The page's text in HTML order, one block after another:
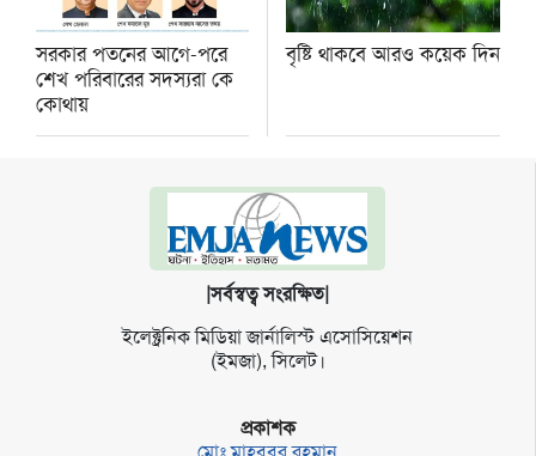
সরকার পতনের আগে-পরে
শেখ পরিবারের সদস্যরা কে
কোথায়
বৃষ্টি থাকবে আরও কয়েক দিন
|সর্বস্বত্ব সংরক্ষিত|
ইলেক্ট্র‌নিক মি‌ডিয়া জার্না‌লিস্ট এসো‌সি‌য়েশন
(ইমজা), সি‌লেট।
প্রকাশক